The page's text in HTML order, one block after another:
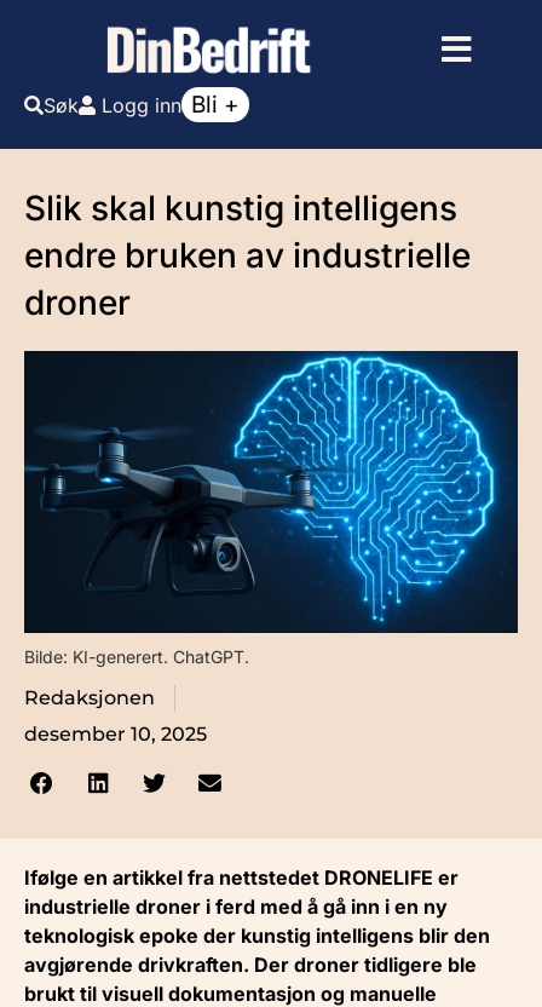
Søk Logg inn Bli +
Slik skal kunstig intelligens
endre bruken av industrielle
droner
Bilde: KI-generert. ChatGPT.
Redaksjonen
desember 10, 2025
Ifølge en artikkel fra nettstedet DRONELIFE er
industrielle droner i ferd med å gå inn i en ny
teknologisk epoke der kunstig intelligens blir den
avgjørende drivkraften. Der droner tidligere ble
brukt til visuell dokumentasjon og manuelle